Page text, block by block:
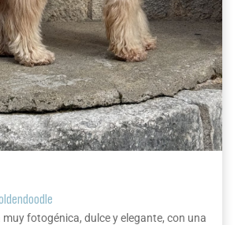
muy fotogénica, dulce y elegante, con una